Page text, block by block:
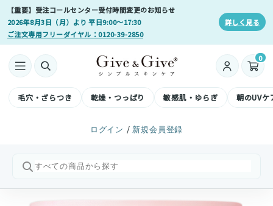
【重要】受注コールセンター受付時間変更のお知らせ
2026年8月3日（月）より 平日9:00〜17:30
ご注文専用フリーダイヤル：0120-39-2850
詳しく見る
0
毛穴・ざらつき 乾燥・つっぱり 敏感肌・ゆらぎ 朝のUVケ
ログイン / 新規会員登録